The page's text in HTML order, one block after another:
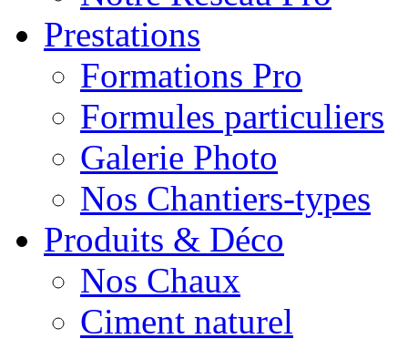
Prestations
Formations Pro
Formules particuliers
Galerie Photo
Nos Chantiers-types
Produits & Déco
Nos Chaux
Ciment naturel